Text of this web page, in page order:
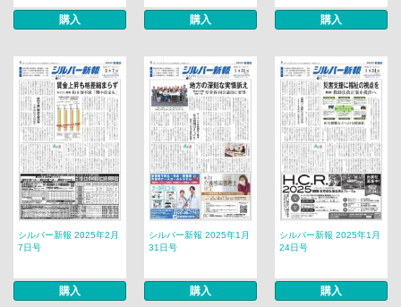
購入 購入 購入
シルバー新報 2025年2月
7日号
購入
シルバー新報 2025年1月
31日号
購入
シルバー新報 2025年1月
24日号
購入